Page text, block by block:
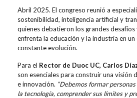
Abril 2025. El congreso reunió a
sostenibilidad, inteligencia artificial y
quienes debatieron los grandes
enfrenta la educación y la industria en
constante evolución.
Para el Rector de Duoc UC, Carlos
son esenciales para construir una
e innovación. “Debemos formar
la tecnología, comprender sus límites y